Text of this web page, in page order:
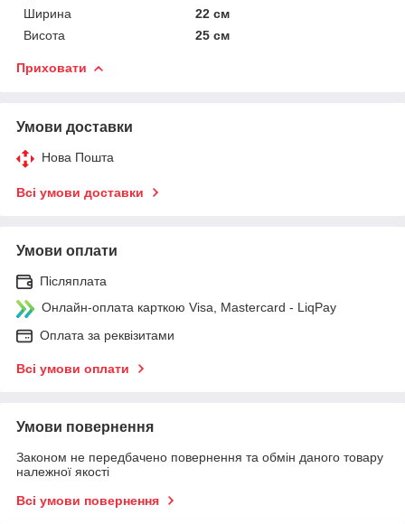
Ширина
22 см
Висота
25 см
Приховати
Умови доставки
Нова Пошта
Всі умови доставки
Умови оплати
Післяплата
Онлайн-оплата карткою Visa, Mastercard - LiqPay
Оплата за реквізитами
Всі умови оплати
Умови повернення
Законом не передбачено повернення та обмін даного товару
належної якості
Всі умови повернення